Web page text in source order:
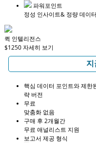
파워포인트
정성 인사이트& 정량 데이터
퀵 인텔리전스
$1250자세히 보기
지
핵심 데이터 포인트와 제한
략 버전
무료
맞춤화 없음
구매 후 2개월간
무료 애널리스트 지원
보고서 제공 형식